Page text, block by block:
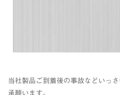
当社製品ご到着後の事故などいっ
承願います。